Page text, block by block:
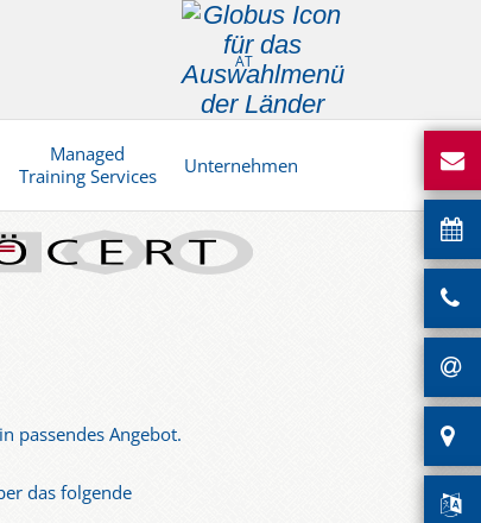
AT
Managed
Training Services
Unternehmen
passendes Angebot.
das folgende